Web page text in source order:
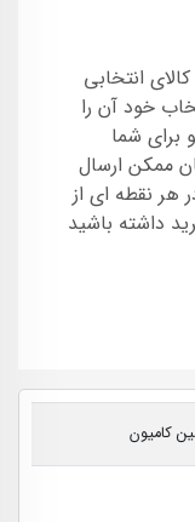
انتخابی
خود آن را
برای شما
ممکن ارسال
هر نقطه ای از
داشته باشید
کامیون